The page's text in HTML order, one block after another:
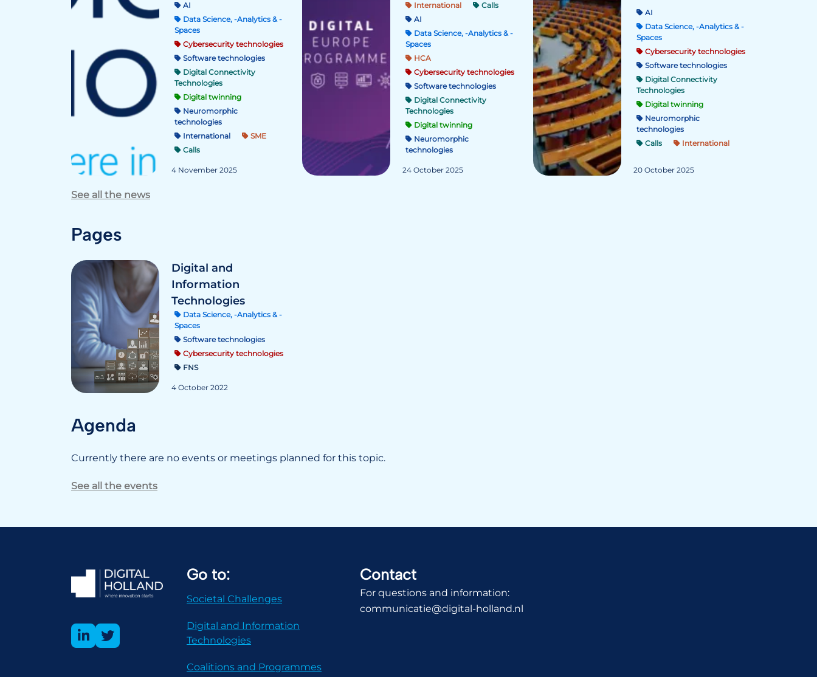
AI
Data Science, -Analytics & -
Spaces
Cybersecurity technologies
Software technologies
Digital Connectivity
Technologies
Digital twinning
Neuromorphic
technologies
International
SME
Calls
4 November 2025
International
Calls
AI
Data Science, -Analytics & -
Spaces
HCA
Cybersecurity technologies
Software technologies
Digital Connectivity
Technologies
Digital twinning
Neuromorphic
technologies
24 October 2025
AI
Data Science, -Analytics & -
Spaces
Cybersecurity technologies
Software technologies
Digital Connectivity
Technologies
Digital twinning
Neuromorphic
technologies
Calls
International
20 October 2025
See all the news
Pages
Digital and
Information
Technologies
Data Science, -Analytics & -
Spaces
Software technologies
Cybersecurity technologies
FNS
4 October 2022
Agenda
Currently there are no events or meetings planned for this topic.
See all the events
Go to:
Societal Challenges
Digital and Information
Technologies
Coalitions and Programmes
Contact
For questions and information:
communicatie@digital-holland.nl